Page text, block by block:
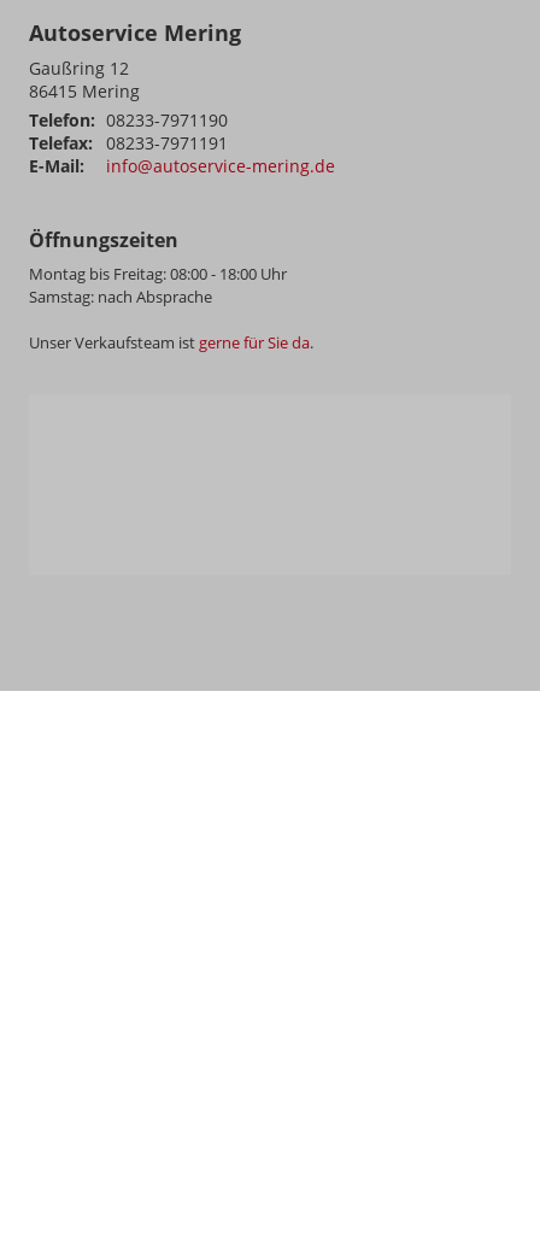
Autoservice Mering
Gaußring 12
86415 Mering
Telefon: 08233-7971190
Telefax:
08233-7971191
E-Mail:
info@autoservice-mering.de
Öffnungszeiten
Montag bis Freitag: 08:00 - 18:00 Uhr
Samstag: nach Absprache
Unser Verkaufsteam ist gerne für Sie da.